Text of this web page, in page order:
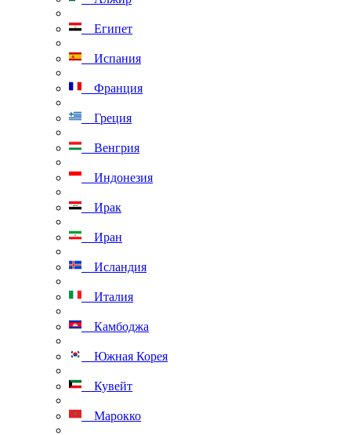
Египет
Испания
Франция
Греция
Венгрия
Индонезия
Ирак
Иран
Исландия
Италия
Камбоджа
Южная Корея
Кувейт
Марокко